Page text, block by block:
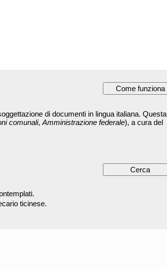
di documenti in lingua italiana. Questa
comunali, Amministrazione federale), a cura del
ticinese.